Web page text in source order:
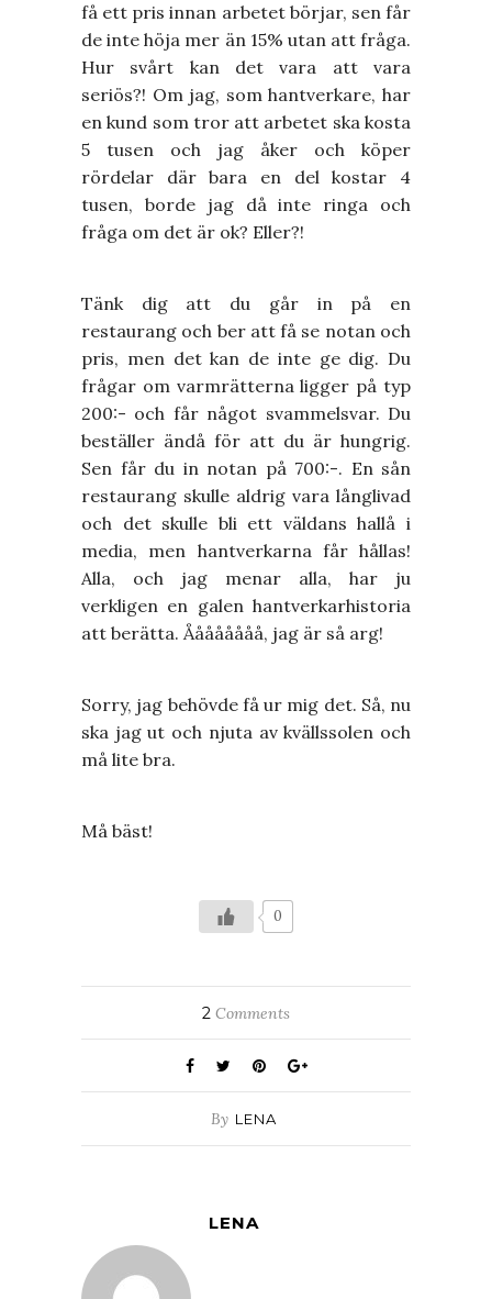
få ett pris innan arbetet börjar, sen får
de inte höja mer än 15% utan att fråga.
Hur svårt kan det vara att vara
seriös?! Om jag, som hantverkare, har
en kund som tror att arbetet ska kosta
5 tusen och jag åker och köper
rördelar där bara en del kostar 4
tusen, borde jag då inte ringa och
fråga om det är ok? Eller?!
Tänk dig att du går in på en
restaurang och ber att få se notan och
pris, men det kan de inte ge dig. Du
frågar om varmrätterna ligger på typ
200:- och får något svammelsvar. Du
beställer ändå för att du är hungrig.
Sen får du in notan på 700:-. En sån
restaurang skulle aldrig vara långlivad
och det skulle bli ett väldans hallå i
media, men hantverkarna får hållas!
Alla, och jag menar alla, har ju
verkligen en galen hantverkarhistoria
att berätta. Åååååååå, jag är så arg!
Sorry, jag behövde få ur mig det. Så, nu
ska jag ut och njuta av kvällssolen och
må lite bra.
Må bäst!
0
2 Comments
By LENA
LENA